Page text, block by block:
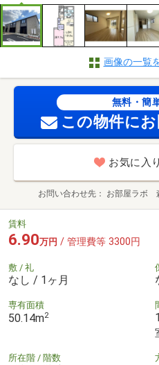
画像の一覧
無料・簡
この物件に
お気に入
お問い合わせ先 お部屋ラボ
賃料
6.90万円 / 管理費等 3300円
敷 / 礼
なし / 1ヶ月
専有面積
50.14m2
所在階 / 階数